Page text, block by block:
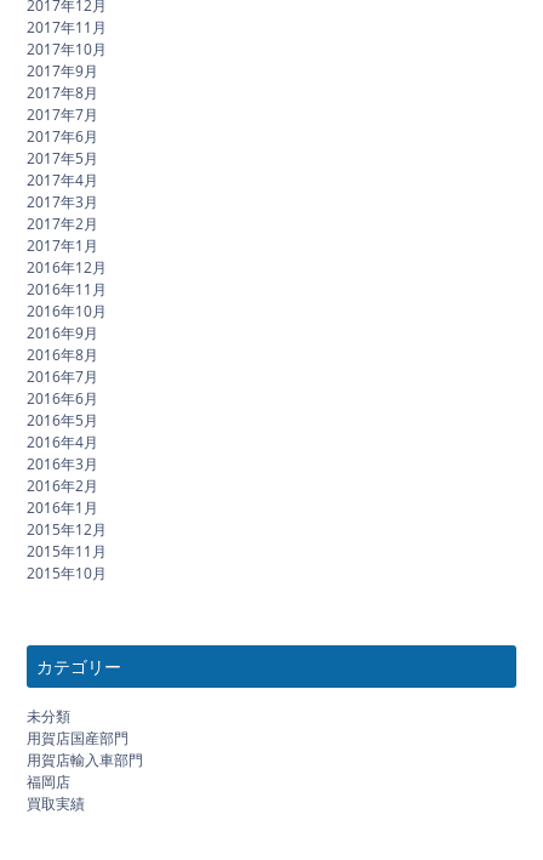
2017年12月
2017年11月
2017年10月
2017年9月
2017年8月
2017年7月
2017年6月
2017年5月
2017年4月
2017年3月
2017年2月
2017年1月
2016年12月
2016年11月
2016年10月
2016年9月
2016年8月
2016年7月
2016年6月
2016年5月
2016年4月
2016年3月
2016年2月
2016年1月
2015年12月
2015年11月
2015年10月
カテゴリー
未分類
用賀店国産部門
用賀店輸入車部門
福岡店
買取実績